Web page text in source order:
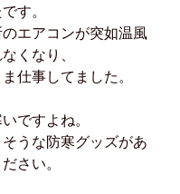
す。
エアコンが突如温風
くなり、
仕事してました。
ですよね。
うな防寒グッズがあ
さい。